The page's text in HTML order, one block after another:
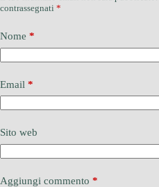
contrassegnati *
Nome *
Email *
Sito web
Aggiungi commento *